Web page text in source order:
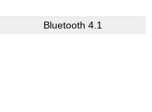
Bluetooth 4.1